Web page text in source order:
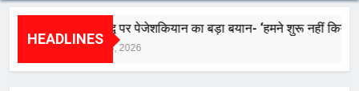
HEADLINES
ईरान युद्ध पर पेजेशकियान का बड़ा बयान- ‘हमने शुरू नहीं किया, 48 घंटे